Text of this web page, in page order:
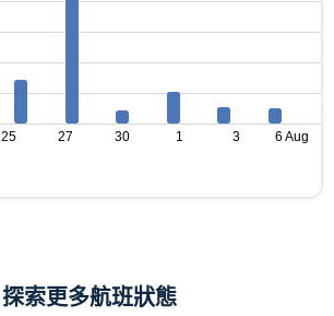
25 27 30 1 3 6 Aug
探索更多航班狀態